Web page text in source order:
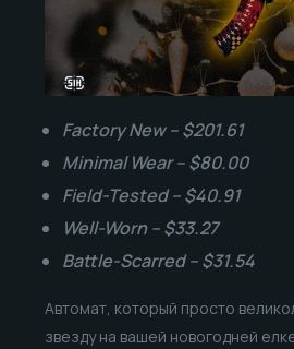
Factory New – $201.61
Minimal Wear – $80.00
Field-Tested – $40.91
Well-Worn – $33.27
Battle-Scarred – $31.54
Автомат, который просто
звезду на вашей новогодней